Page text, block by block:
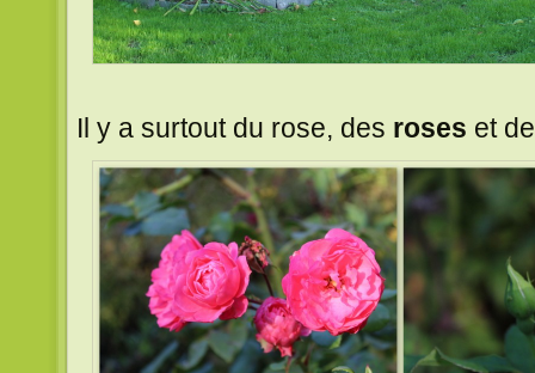
Il y a surtout du rose, des roses et